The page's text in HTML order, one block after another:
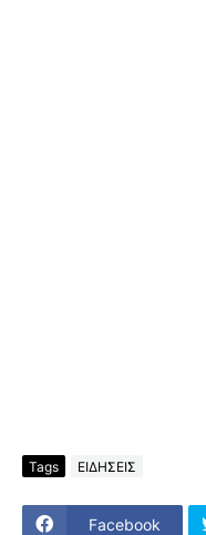
Tags ΕΙΔΗΣΕΙΣ
Facebook